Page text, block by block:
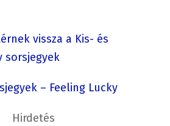
vissza a Kis- és
sorsjegyek
– Feeling Lucky
Hirdetés